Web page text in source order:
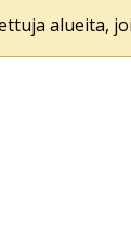
alueita,